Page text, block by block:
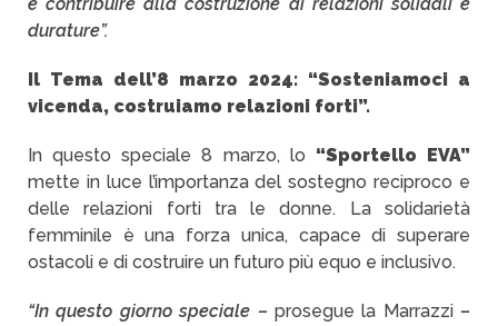
durature”.
Il Tema dell’8 marzo 2024: “Sosteniamoci a
vicenda, costruiamo relazioni forti”.
In questo speciale 8 marzo, lo “Sportello EVA”
mette in luce l’importanza del sostegno reciproco e
delle relazioni forti tra le donne. La solidarietà
femminile è una forza unica, capace di superare
ostacoli e di costruire un futuro più equo e inclusivo.
“In questo giorno speciale – prosegue la Marrazzi–